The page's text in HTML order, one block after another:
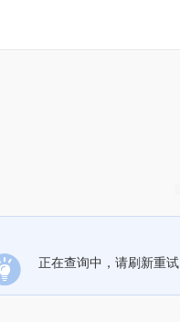
正在查询中，请刷新重试